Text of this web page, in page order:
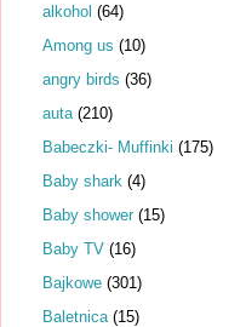
alkohol (64)
Among us (10)
angry birds (36)
auta (210)
Babeczki- Muffinki (175)
Baby shark (4)
Baby shower (15)
Baby TV (16)
Bajkowe (301)
Baletnica (15)